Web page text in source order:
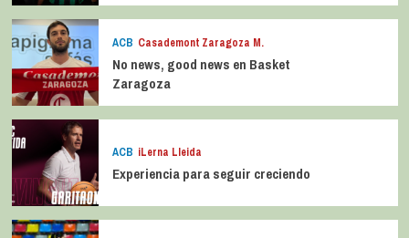
ACB Casademont Zaragoza M.
No news, good news en Basket
Zaragoza
ACB iLerna Lleida
Experiencia para seguir creciendo